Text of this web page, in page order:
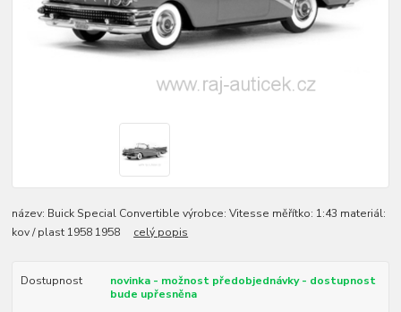
název: Buick Special Convertible výrobce: Vitesse měřítko: 1:43 materiál:
kov / plast 1958 1958 celý popis
Dostupnost
novinka - možnost předobjednávky - dostupnost
bude upřesněna